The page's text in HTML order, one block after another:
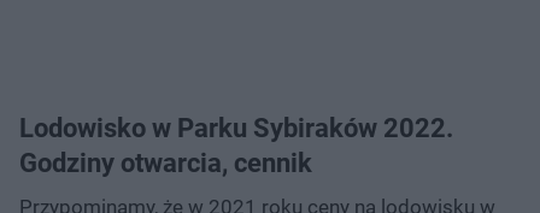
Lodowisko w Parku Sybiraków 2022.
Godziny otwarcia, cennik
Przypominamy, że w 2021 roku ceny na lodowisku w